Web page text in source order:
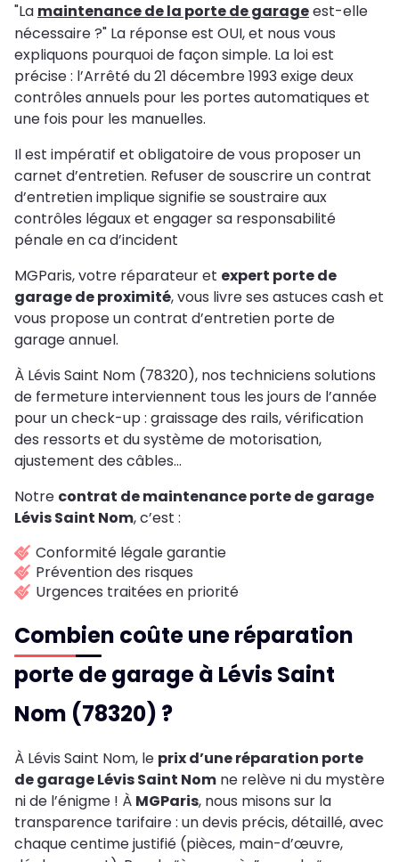
"La maintenance de la porte de garageest-elle
nécessaire ?" La réponse est OUI, et nous vous
expliquons pourquoi de façon simple. La loi est
précise : l’Arrêté du 21 décembre 1993 exige deux
contrôles annuels pour les portes automatiques et
une fois pour les manuelles.
Il est impératif et obligatoire de vous proposer un
carnet d’entretien. Refuser de souscrire un contrat
d’entretien implique signifie se soustraire aux
contrôles légaux et engager sa responsabilité
pénale en ca d’incident
MGParis, votre réparateur et expert porte de
garage de proximité, vous livre ses astuces cash et
vous propose un contrat d’entretien porte de
garage annuel.
À Lévis Saint Nom (78320), nos techniciens solutions
de fermeture interviennent tous les jours de l’année
pour un check-up : graissage des rails, vérification
des ressorts et du système de motorisation,
ajustement des câbles…
Notre contrat de maintenance porte de garage
Lévis Saint Nom, c’est :
Conformité légale garantie
Prévention des risques
Urgences traitées en priorité
Combien coûte une réparation
porte de garage à Lévis Saint
Nom (78320) ?
À Lévis Saint Nom, le prix d’une réparation porte
de garage Lévis Saint Nom ne relève ni du mystère
ni de l’énigme ! À MGParis, nous misons sur la
transparence tarifaire : un devis précis, détaillé, avec
chaque centime justifié (pièces, main-d’œuvre,